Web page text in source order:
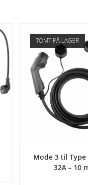
TOMT PÅ LAGER
Mode 3 til Type
32A – 10